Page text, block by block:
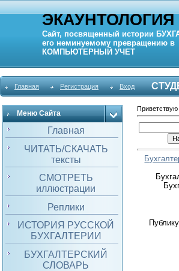
ЭКАУНТОЛОГИЯ
Сайт, посвященный истории
его неминуемому превращению в
КОМПЬЮТЕРНЫЙ УЧЕТ
Главная Регистрация Вход
Меню Сайта
Главная
ЧИТАТЬ/СКАЧАТЬ
тексты
СМОТРЕТЬ
иллюстрации
Реплики
ИСТОРИЯ РУССКОЙ
БУХГАЛТЕРИИ
БУХГАЛТЕРСКИЙ
СЛОВАРЬ
Приветствую